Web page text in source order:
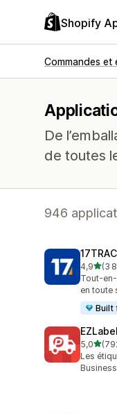
Shopify
Commandes et
De
de toutes
946
4,9 (3
3830
Tout-
en toute
Built
5,0
792 avis
Les